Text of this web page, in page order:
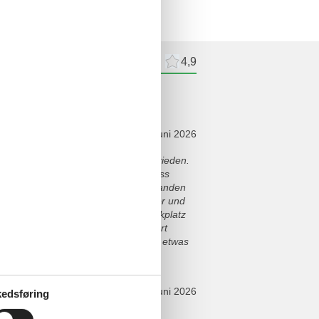
4,9
juni 2026
und war immer sehr zufrieden.
Appartements. Praktisch auch, dass
und einiges mehr immer vorhanden
geduldig immer und immer wieder und
Sehr empfehlenswert Ein Parkplatz
weitere Möglichkeiten unkompliziert
etwas größeren Autos muss man etwas
juni 2026